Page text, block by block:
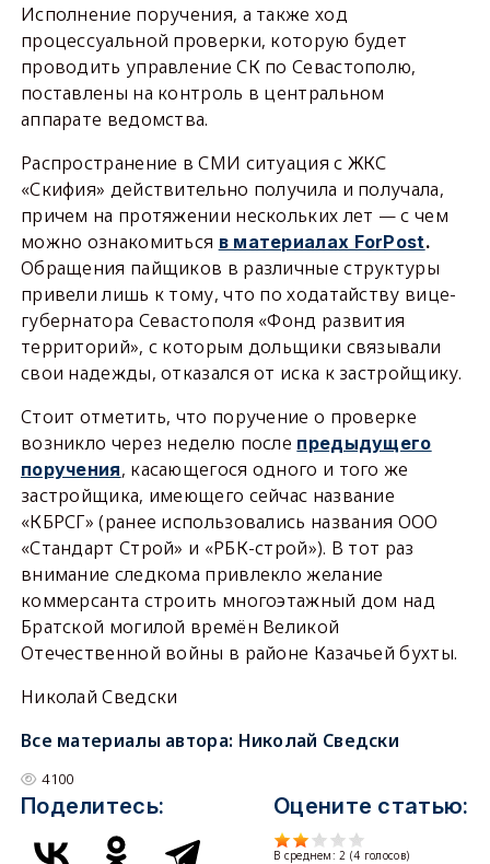
Исполнение поручения, а также ход
процессуальной проверки, которую будет
проводить управление СК по Севастополю,
поставлены на контроль в центральном
аппарате ведомства.
Распространение в СМИ ситуация с ЖКС
«Скифия» действительно получила и получала,
причем на протяжении нескольких лет — с чем
можно ознакомиться в материалах ForPost.
Обращения пайщиков в различные структуры
привели лишь к тому, что по ходатайству вице-
губернатора Севастополя «Фонд развития
территорий», с которым дольщики связывали
свои надежды, отказался от иска к застройщику.
Стоит отметить, что поручение о проверке
возникло через неделю после предыдущего
поручения, касающегося одного и того же
застройщика, имеющего сейчас название
«КБРСГ» (ранее использовались названия ООО
«Стандарт Строй» и «РБК-строй»). В тот раз
внимание следкома привлекло желание
коммерсанта строить многоэтажный дом над
Братской могилой времён Великой
Отечественной войны в районе Казачьей бухты.
Николай Сведски
Все материалы автора: Николай Сведски
4100
Поделитесь: Оцените статью:
В среднем: 2 (4 голосов)